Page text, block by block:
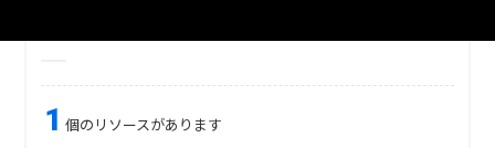
1 個のリソースがあります